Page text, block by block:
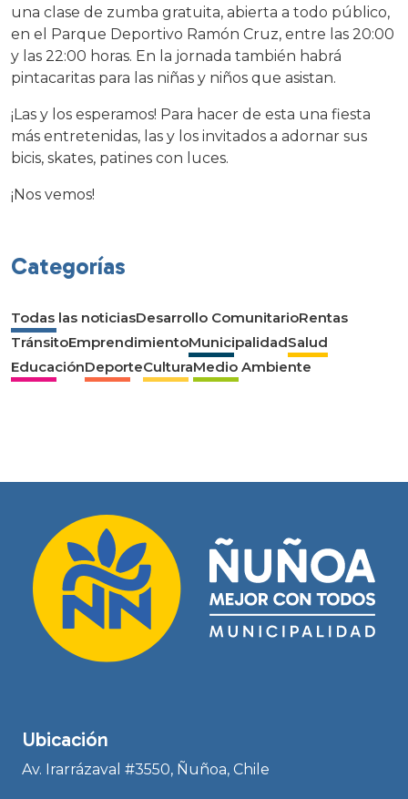
una clase de zumba gratuita, abierta a todo público,
en el Parque Deportivo Ramón Cruz, entre las 20:00
y las 22:00 horas. En la jornada también habrá
pintacaritas para las niñas y niños que asistan.
¡Las y los esperamos! Para hacer de esta una fiesta
más entretenidas, las y los invitados a adornar sus
bicis, skates, patines con luces.
¡Nos vemos!
Categorías
Todas las noticiasDesarrollo ComunitarioRentas
TránsitoEmprendimientoMunicipalidadSalud
EducaciónDeporteCulturaMedio Ambiente
Ubicación
Av. Irarrázaval #3550, Ñuñoa, Chile